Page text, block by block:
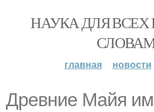
НАУКА ДЛЯ
главная новости
Древние Майя